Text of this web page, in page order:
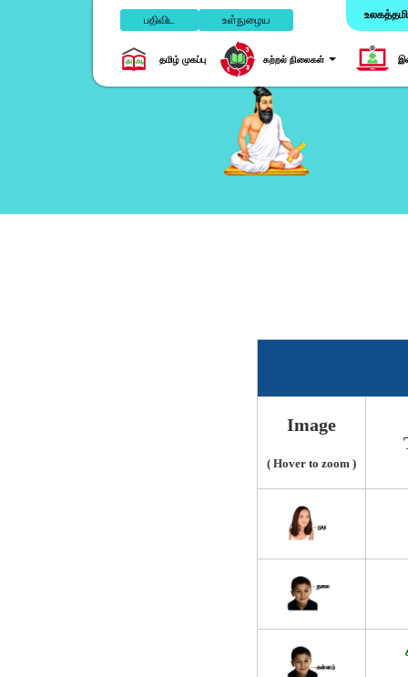
பதிவிட உள்நுழைய
தமிழ் முகப்பு கற்றல் நிலைகள்
Image
( Hover to zoom )